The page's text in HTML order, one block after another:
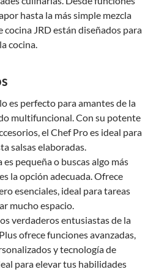
hasta la más simple mezcla
JRD están diseñados para
cocina.
es perfecto para amantes de la
multifuncional. Con su potente
el Chef Pro es ideal para
salsas elaboradas.
es pequeña o buscas algo más
la opción adecuada. Ofrece
esenciales, ideal para tareas
mucho espacio.
verdaderos entusiastas de la
ofrece funciones avanzadas,
y tecnología de
para elevar tus habilidades